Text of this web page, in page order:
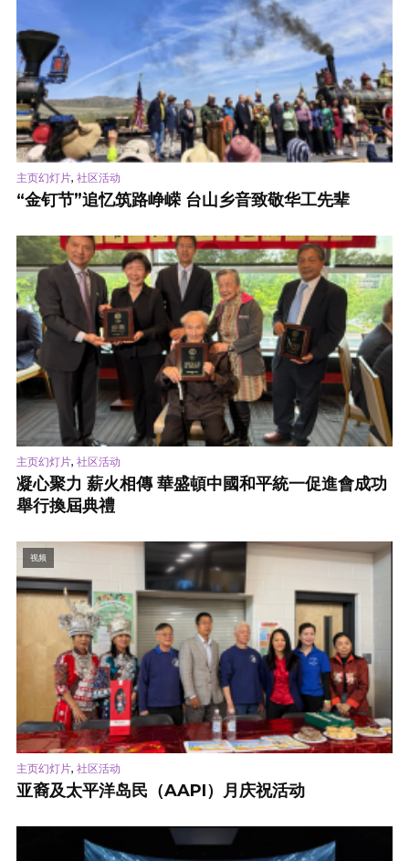
主页幻灯片, 社区活动
“金钉节”追忆筑路峥嵘 台山乡音致敬华工先辈
主页幻灯片, 社区活动
凝心聚力 薪火相傳 華盛頓中國和平統一促進會成功
舉行換屆典禮
视频
主页幻灯片, 社区活动
亚裔及太平洋岛民（AAPI）月庆祝活动